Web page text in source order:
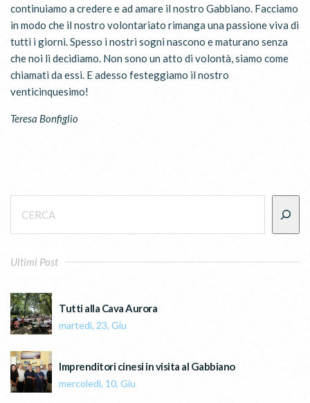
continuiamo a credere e ad amare il nostro Gabbiano. Facciamo
in modo che il nostro volontariato rimanga una passione viva di
tutti i giorni. Spesso i nostri sogni nascono e maturano senza
che noi li decidiamo. Non sono un atto di volontà, siamo come
chiamati da essi. E adesso festeggiamo il nostro
venticinquesimo!
Teresa Bonfiglio
Ultimi Post
Tutti alla Cava Aurora
martedì, 23, Giu
Imprenditori cinesi in visita al Gabbiano
mercoledì, 10, Giu